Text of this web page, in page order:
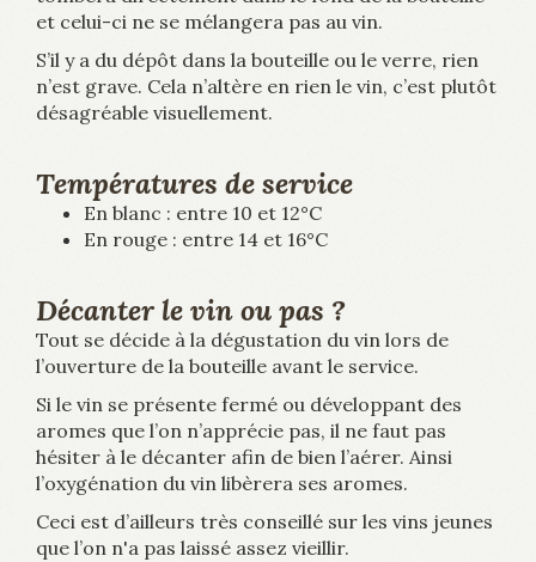
et celui-ci ne se mélangera pas au vin.
S’il y a du dépôt dans la bouteille ou le verre, rien
n’est grave. Cela n’altère en rien le vin, c’est plutôt
désagréable visuellement.
Températures de service
En blanc : entre 10 et 12°C
En rouge : entre 14 et 16°C
Décanter le vin ou pas ?
Tout se décide à la dégustation du vin lors de
l’ouverture de la bouteille avant le service.
Si le vin se présente fermé ou développant des
aromes que l’on n’apprécie pas, il ne faut pas
hésiter à le décanter afin de bien l’aérer. Ainsi
l’oxygénation du vin libèrera ses aromes.
Ceci est d’ailleurs très conseillé sur les vins jeunes
que l’on n'a pas laissé assez vieillir.